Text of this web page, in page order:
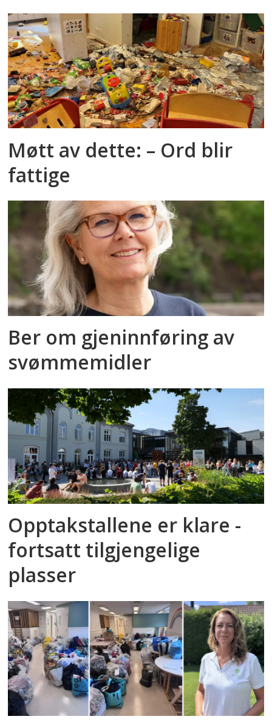
Møtt av dette: – Ord blir
fattige
Ber om gjeninnføring av
svømmemidler
Opptakstallene er klare -
fortsatt tilgjengelige
plasser